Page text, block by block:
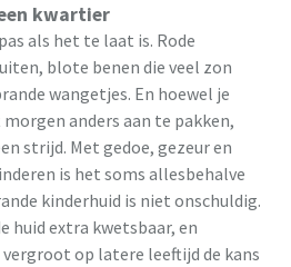
kwartier
als het te laat is. Rode
blote benen die veel zon
wangetjes. En hoewel je
anders aan te pakken,
strijd. Met gedoe, gezeur en
is het soms allesbehalve
kinderhuid is niet onschuldig.
huid extra kwetsbaar, en
op latere leeftijd de kans